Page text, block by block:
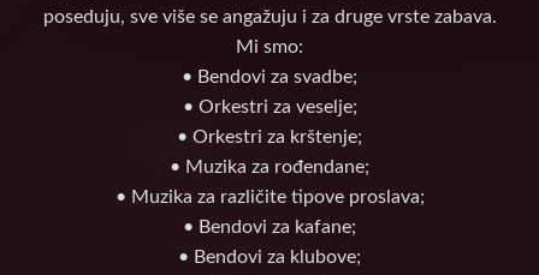
poseduju, sve više se angažuju i za druge vrste zabava.
Mi smo:
• Bendovi za svadbe;
• Orkestri za veselje;
• Orkestri za krštenje;
• Muzika za rođendane;
• Muzika za različite tipove proslava;
• Bendovi za kafane;
• Bendovi za klubove;